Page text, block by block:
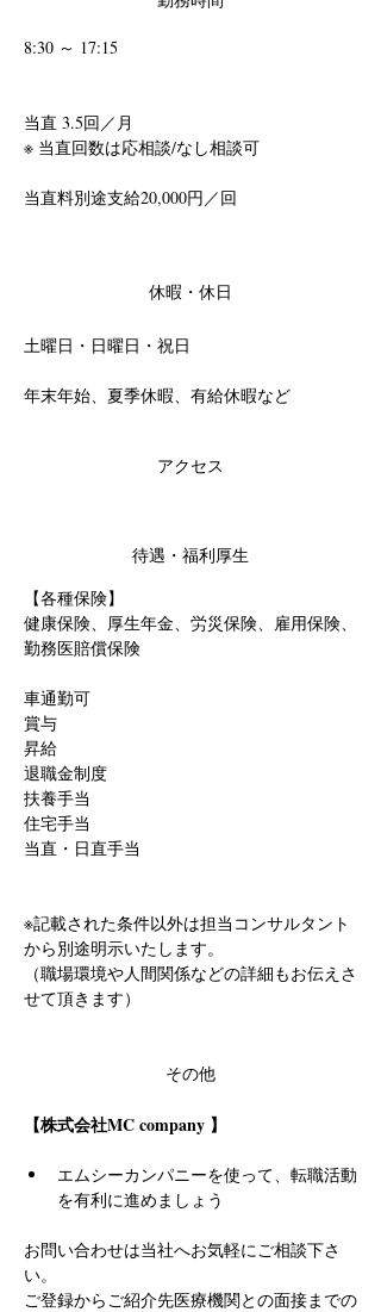
8:30 ～ 17:15
当直 3.5回／月
※ 当直回数は応相談/なし相談可
当直料別途支給20,000円／回
休暇・休日
土曜日・日曜日・祝日
年末年始、夏季休暇、有給休暇など
アクセス
待遇・福利厚生
【各種保険】
健康保険、厚生年金、労災保険、雇用保険、
勤務医賠償保険
車通勤可
賞与
昇給
退職金制度
扶養手当
住宅手当
当直・日直手当
※記載された条件以外は担当コンサルタント
から別途明示いたします。
（職場環境や人間関係などの詳細もお伝えさ
せて頂きます）
その他
【株式会社MC company 】
エムシーカンパニーを使って、転職活動
を有利に進めましょう
お問い合わせは当社へお気軽にご相談下さ
い。
ご登録からご紹介先医療機関との面接までの